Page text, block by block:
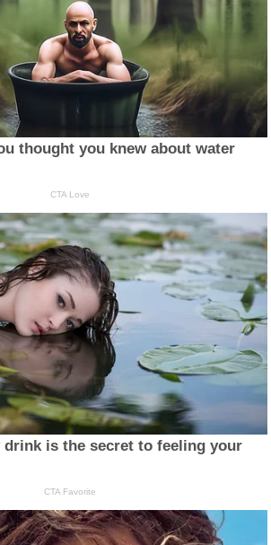
thought you knew about water
CTA Love
is the secret to feeling your
CTA Favorite